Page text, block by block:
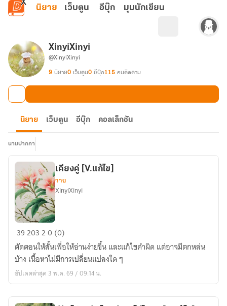
ข้ามไปยังเนื้อหาหลัก
นิยาย เว็บตูน อีบุ๊ก มุมนักเขียน
XinyiXinyi
@XinyiXinyi
9 นิยาย0 เว็บตูน0 อีบุ๊ก115 คนติดตาม
นิยาย เว็บตูน อีบุ๊ก คอลเล็กชัน
นามปากกา
เคียง
คู่
[V.แก้ไข]
เคียงคู่ [V.แก้ไข]
วาย
XinyiXinyi
3920320 (0)
ตัดตอนให้สั้นเพื่อให้อ่านง่ายขึ้น และแก้ไขคำผิด แต่อาจมีตกหล่น
บ้าง เนื้อหาไม่มีการเปลี่ยนแปลงใด ๆ
อัปเดตล่าสุด 3 พ.ค. 69 / 09:14 น.